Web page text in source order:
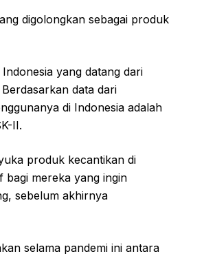
digolongkan sebagai produk
yang datang dari
data dari
di Indonesia adalah
II.
produk kecantikan di
bagi mereka yang ingin
sebelum akhirnya
selama pandemi ini antara